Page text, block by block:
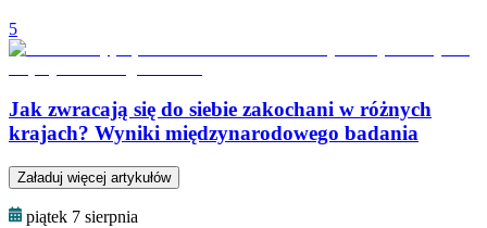
5
Jak zwracają się do siebie zakochani w różnych
krajach? Wyniki międzynarodowego badania
Załaduj więcej artykułów
piątek 7 sierpnia